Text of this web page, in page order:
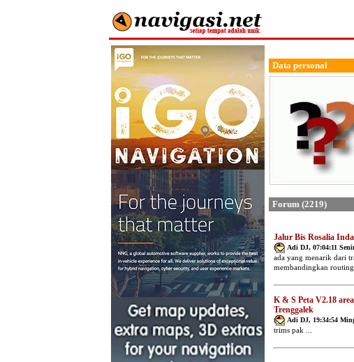
Data personal